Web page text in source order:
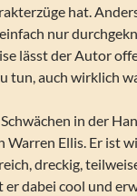
hat.
nur
lässt der Autor
tun, auch wirklich
in der
Warren Ellis. Er ist
dreckig,
dabei cool und